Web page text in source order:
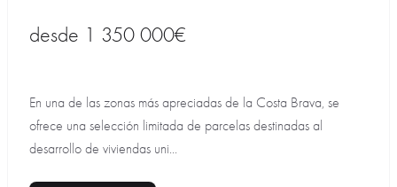
desde 1 350 000€
En una de las zonas más apreciadas de la Costa Brava, se
ofrece una selección limitada de parcelas destinadas al
desarrollo de viviendas uni...